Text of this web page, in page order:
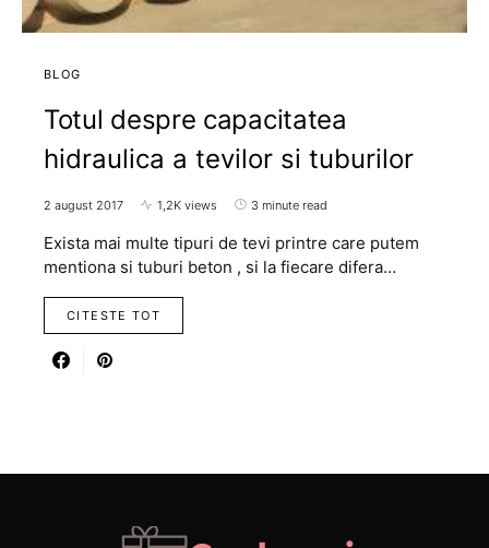
BLOG
Totul despre capacitatea
hidraulica a tevilor si tuburilor
2 august 2017 1,2K views 3 minute read
Exista mai multe tipuri de tevi printre care putem
mentiona si tuburi beton , si la fiecare difera…
CITESTE TOT